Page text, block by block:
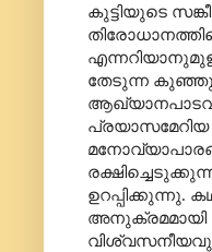
കുട്ടിയുടെ
തേടുന്ന
പ്രയാസമേറിയ
ഉറപ്പിക്കുന്നു.
അനുക്രമമായി